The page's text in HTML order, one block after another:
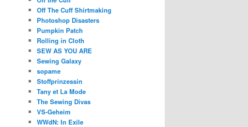
Off The Cuff Shirtmaking
Photoshop Disasters
Pumpkin Patch
Rolling in Cloth
SEW AS YOU ARE
Sewing Galaxy
sopame
Stoffprinzessin
Tany et La Mode
The Sewing Divas
VS-Geheim
WWdN: In Exile